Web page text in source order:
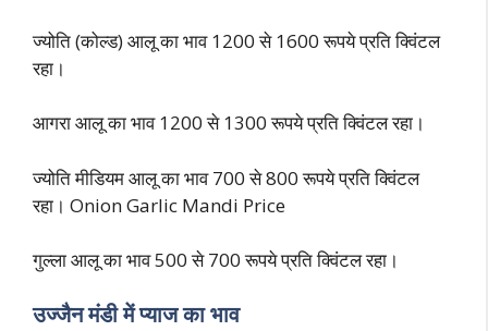
ज्योति (कोल्ड) आलू का भाव 1200 से 1600 रूपये प्रति क्विंटल
रहा।
आगरा आलू का भाव 1200 से 1300 रूपये प्रति क्विंटल रहा।
ज्योति मीडियम आलू का भाव 700 से 800 रूपये प्रति क्विंटल
रहा। Onion Garlic Mandi Price
गुल्ला आलू का भाव 500 से 700 रूपये प्रति क्विंटल रहा।
उज्जैन मंडी में प्याज का भाव